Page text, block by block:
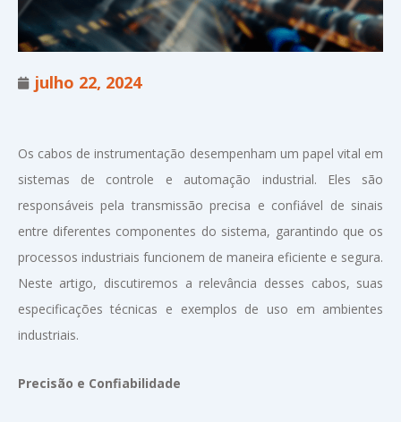
julho 22, 2024
Os cabos de instrumentação desempenham um papel vital em
sistemas de controle e automação industrial. Eles são
responsáveis pela transmissão precisa e confiável de sinais
entre diferentes componentes do sistema, garantindo que os
processos industriais funcionem de maneira eficiente e segura.
Neste artigo, discutiremos a relevância desses cabos, suas
especificações técnicas e exemplos de uso em ambientes
industriais.
Precisão e Confiabilidade